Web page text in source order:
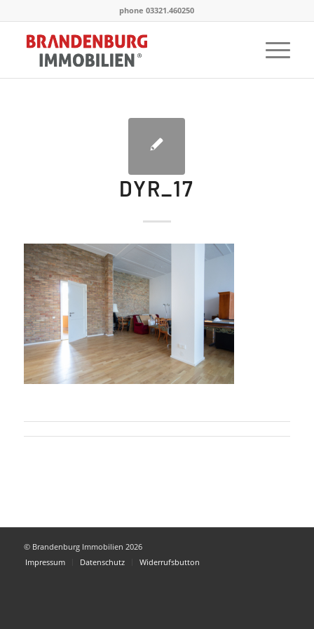
phone 03321.460250
DYR_17
© Brandenburg Immobilien 2026
Impressum
Datenschutz Widerrufsbutton